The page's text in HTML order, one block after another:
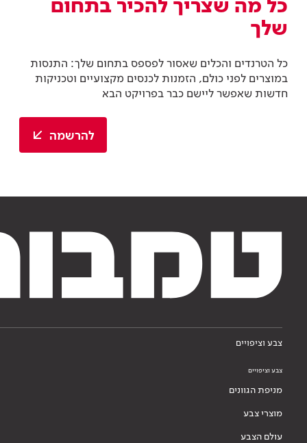
כל מה שצריך להכיר בתחום
שלך
כל הטרנדים והכלים שאסור לפספס בתחום שלך: התנסות
במוצרים לפני כולם, הזמנות לכנסים מקצועיים וטכניקות
חדשות שאפשר ליישם כבר בפרויקט הבא
להרשמה
צבע וציפויים
צבע וציפויים
מניפת הגוונים
מוצרי צבע
עולם הצבע